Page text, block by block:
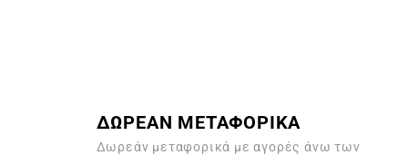
ΔΩΡΕΑΝ ΜΕΤΑΦΟΡΙΚΑ
Δωρεάν μεταφορικά με αγορές άνω των